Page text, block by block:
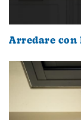
Arredare con